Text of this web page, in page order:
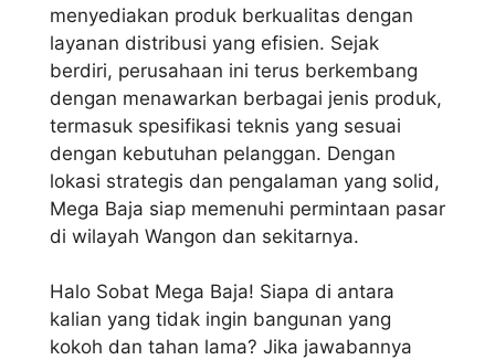
menyediakan produk berkualitas dengan
layanan distribusi yang efisien. Sejak
berdiri, perusahaan ini terus berkembang
dengan menawarkan berbagai jenis produk,
termasuk spesifikasi teknis yang sesuai
dengan kebutuhan pelanggan. Dengan
lokasi strategis dan pengalaman yang solid,
Mega Baja siap memenuhi permintaan pasar
di wilayah Wangon dan sekitarnya.
Halo Sobat Mega Baja! Siapa di antara
kalian yang tidak ingin bangunan yang
kokoh dan tahan lama? Jika jawabannya